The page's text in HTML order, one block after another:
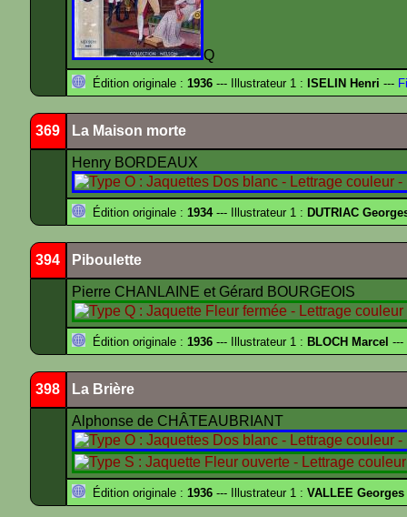
Q
Édition originale : 1936 --- Illustrateur 1 : ISELIN Henri ---
369 La Maison morte
Henry BORDEAUX
Édition originale : 1934--- Illustrateur 1 : DUTRIAC
394 Piboulette
Pierre CHANLAINE et Gérard BOURGEOIS
Édition originale : 1936 --- Illustrateur 1 : BLOCH Marcel ---
398 La Brière
Alphonse de CHÂTEAUBRIANT
Édition originale : 1936 --- Illustrateur 1 : VALLEE Georges